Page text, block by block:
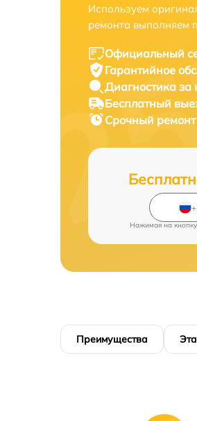
Используем
ремонта выполняем
Официальный
Гарантийное
Диагностика за
Бесплатный
Срочный ремонт
Нажимая на
Преимущества